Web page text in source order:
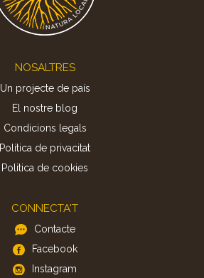
NOSALTRES
Un projecte de país
El nostre blog
Condicions legals
Política de privacitat
Politica de cookies
CONNECTA'T
Contacte
Facebook
Instagram